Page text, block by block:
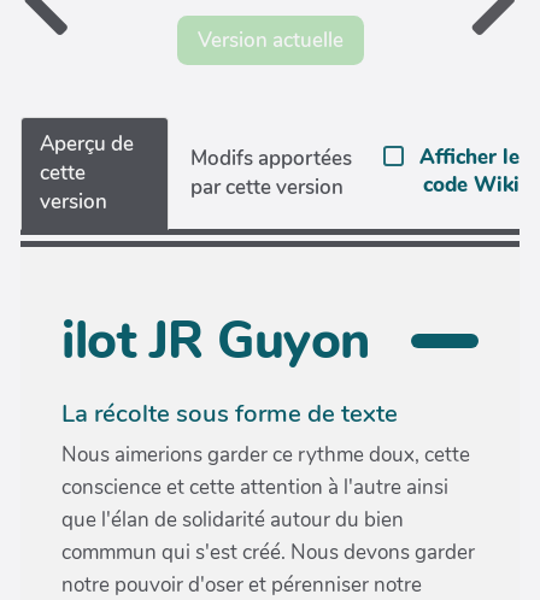
Version actuelle
Aperçu de
cette
version
Modifs apportées
par cette version
Afficher le
code Wiki
ilot JR Guyon
La récolte sous forme de texte
Nous aimerions garder ce rythme doux, cette
conscience et cette attention à l'autre ainsi
que l'élan de solidarité autour du bien
commmun qui s'est créé. Nous devons garder
notre pouvoir d'oser et pérenniser notre